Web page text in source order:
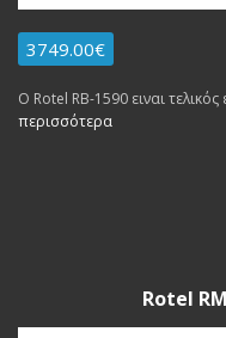
3749.00€
Ο Rotel RB-1590 ειναι
περισσότερα
Rotel